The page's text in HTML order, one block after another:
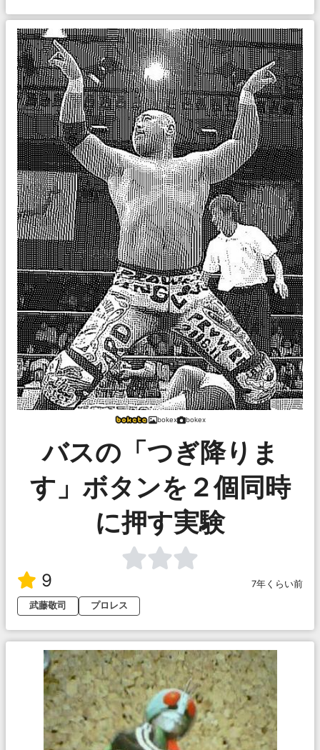
bokex bokex
バスの「つぎ降りま
す」ボタンを２個同時
に押す実験
9
7年くらい前
武藤敬司
プロレス